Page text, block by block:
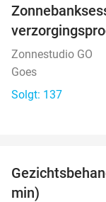
Zonnestudio GO
Goes
Solgt: 137
min)